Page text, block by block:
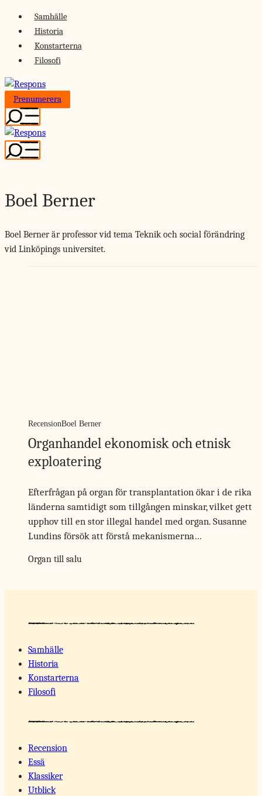
Skip
content
Samhälle
Historia
Konstarterna
Filosofi
Prenumerera
Boel Berner
Boel Berner är professor vid tema Teknik och social förändring
vid Linköpings universitet.
RecensionBoel Berner
Organhandel ekonomisk och etnisk
exploatering
Efterfrågan på organ för transplantation ökar i de rika
länderna samtidigt som tillgången minskar, vilket gett
upphov till en stor illegal handel med organ. Susanne
Lundins försök att förstå mekanismerna…
Organ till salu
Samhälle
Historia
Konstarterna
Filosofi
Recension
Essä
Klassiker
Utblick